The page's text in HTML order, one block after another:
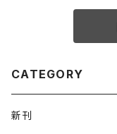
CATEGORY
新刊